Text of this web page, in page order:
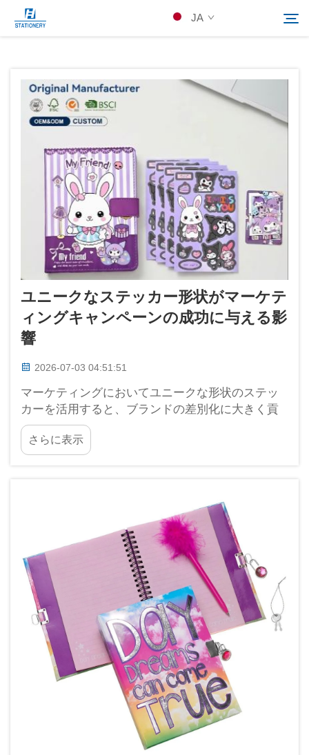
JA
製品
当社について
カスタムソリューション
リソース
Kontakuto Us
ユニークなステッカー形状がマーケテ
ィングキャンペーンの成功に与える影
響
2026-07-03 04:51:51
マーケティングにおいてユニークな形状のステッ
カーを活用すると、ブランドの差別化に大きく貢
献します。ステッカーは単なる楽しい装飾品では
なく、ブランドをより強く記憶に残すための強力
なツールです。龍崗ハハ社はこれを非常に理解し
さらに表示